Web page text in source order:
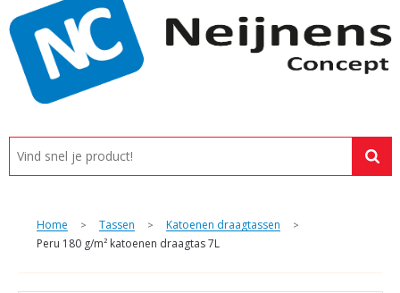
Tassen
Alle categorieën
Custom made
Home > Tassen > Katoenen draagtassen >
Peru 180 g/m² katoenen draagtas 7L